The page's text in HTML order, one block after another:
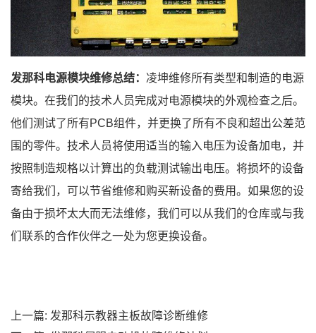
发那科电源模块维修总结： 凌坤维修所有类型和制造的电源
模块。在我们的技术人员完成对电源模块的外观检查之后。
他们测试了所有PCB组件，并更换了所有不良和超出公差范
围的零件。技术人员将使用适当的输入电压为设备加电，并
按照制造规格以计算出的负载测试输出电压。将损坏的设备
寄给我们，可以节省维修和购买新设备的费用。如果您的设
备由于损坏太大而无法维修，我们可以从我们的仓库或与我
们联系的合作伙伴之一处为您更换设备。
上一篇: 发那科示教器主板故障诊断维修